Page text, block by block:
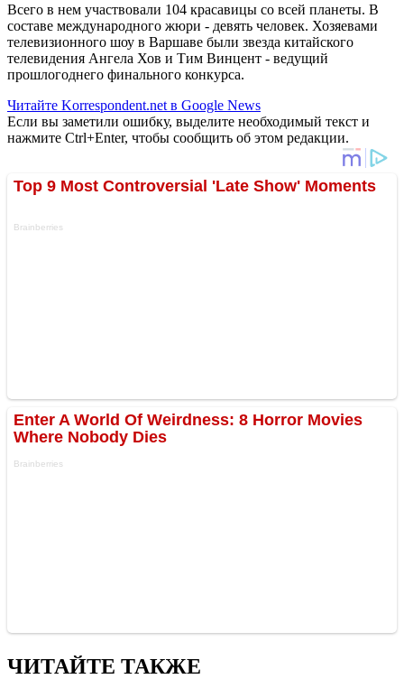
Всего в нем участвовали 104 красавицы со всей планеты. В
составе международного жюри - девять человек. Хозяевами
телевизионного шоу в Варшаве были звезда китайского
телевидения Ангела Хов и Тим Винцент - ведущий
прошлогоднего финального конкурса.
Читайте Korrespondent.net в Google News
Если вы заметили ошибку, выделите необходимый текст и
нажмите Ctrl+Enter, чтобы сообщить об этом редакции.
ЧИТАЙТЕ ТАКЖЕ